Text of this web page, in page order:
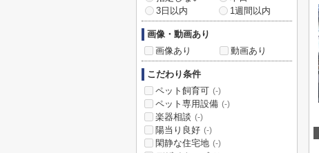
3日以内
1週間以内
画像・動画あり
画像あり
動画あり
こだわり条件
ペット飼育可 (-)
ペット専用設備 (-)
楽器相談 (-)
陽当り良好 (-)
閑静な住宅地 (-)